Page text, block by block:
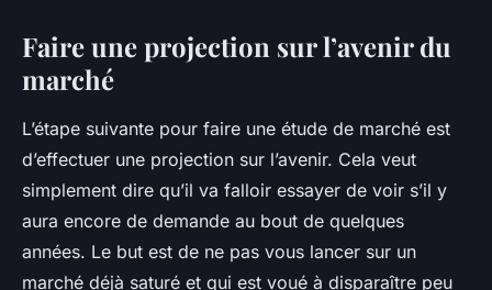
Faire une projection sur l’avenir du
marché
L’étape suivante pour faire une étude de marché est
d’effectuer une projection sur l’avenir. Cela veut
simplement dire qu’il va falloir essayer de voir s’il y
aura encore de demande au bout de quelques
années. Le but est de ne pas vous lancer sur un
marché déjà saturé et qui est voué à disparaître peu